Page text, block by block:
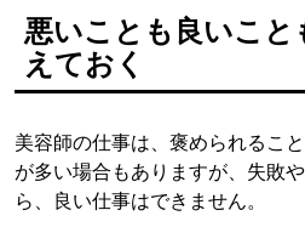
悪いことも良いこと
えておく
美容師の仕事は、褒められるこ
が多い場合もありますが、失敗
ら、良い仕事はできません。